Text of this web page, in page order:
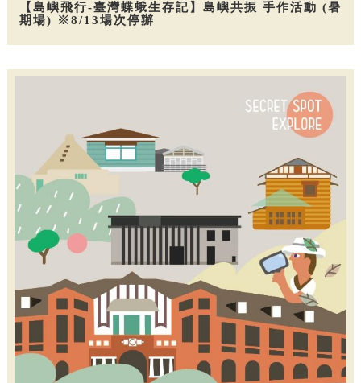
【島嶼飛行-臺灣蝶蛾生存記】島嶼共振 手作活動 (暑
期場) ※8/13場次停辦